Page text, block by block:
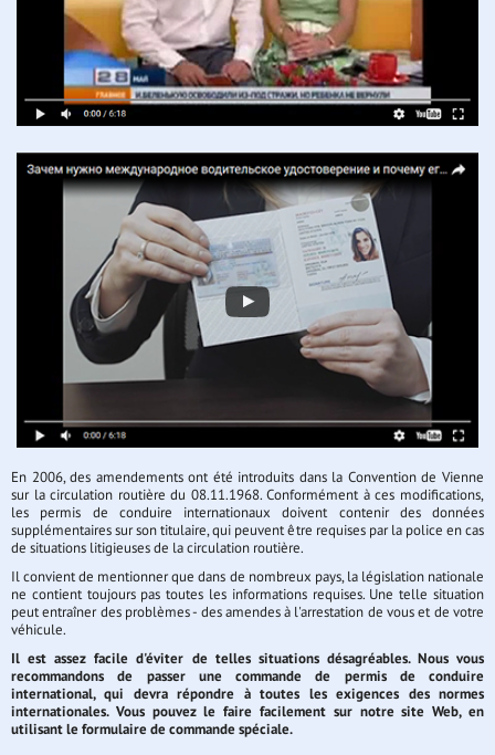
En 2006, des amendements ont été introduits dans la Convention de Vienne
sur la circulation routière du 08.11.1968. Conformément à ces modifications,
les permis de conduire internationaux doivent contenir des données
supplémentaires sur son titulaire, qui peuvent être requises par la police en cas
de situations litigieuses de la circulation routière.
Il convient de mentionner que dans de nombreux pays, la législation nationale
ne contient toujours pas toutes les informations requises. Une telle situation
peut entraîner des problèmes - des amendes à l'arrestation de vous et de votre
véhicule.
Il est assez facile d'éviter de telles situations désagréables. Nous vous
recommandons de passer une commande de permis de conduire
international, qui devra répondre à toutes les exigences des normes
internationales. Vous pouvez le faire facilement sur notre site Web, en
utilisant le formulaire de commande spéciale.